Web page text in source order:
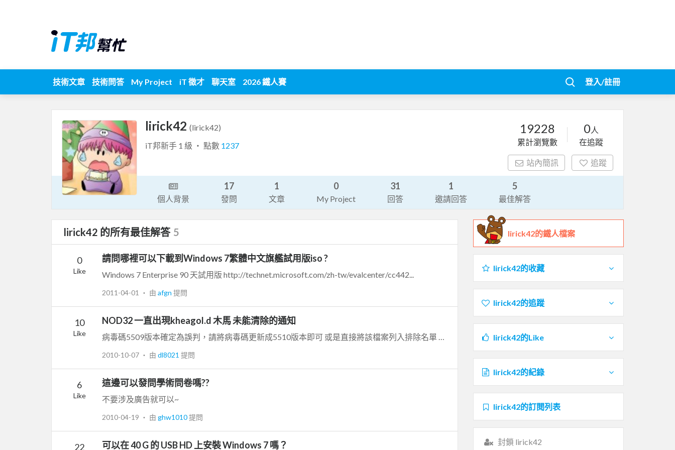
技術文章 技術問答 My Project iT 徵才 聊天室 2026 鐵人賽 登入/註冊
lirick42 (lirick42)
iT邦新手 1 級 ‧ 點數 1237
19228
累計瀏覽數
0人
在追蹤
站內簡訊 追蹤
個人背景
17
發問
1
文章
0
My Project
31
回答
1
邀請回答
5
最佳解答
lirick42 的所有最佳解答 5
0
Like
請問哪裡可以下載到Windows 7繁體中文旗艦試用版iso ?
Windows 7 Enterprise 90 天試用版 http://technet.microsoft.com/zh-tw/evalcenter/cc442...
2011-04-01 ‧ 由 afgn 提問
10
Like
NOD32 一直出現kheagol.d 木馬 未能清除的通知
2010-10-07 ‧ 由 dl8021 提問
6
Like
這邊可以發問學術問卷嗎??
不要涉及廣告就可以~
2010-04-19 ‧ 由 ghw1010提問
22 可以在 40 G 的 USB HD 上安裝 Windows 7 嗎？
lirick42的鐵人檔案
lirick42的收藏
lirick42的追蹤
lirick42的Like
lirick42的紀錄
lirick42的訂閱列表
封鎖 lirick42